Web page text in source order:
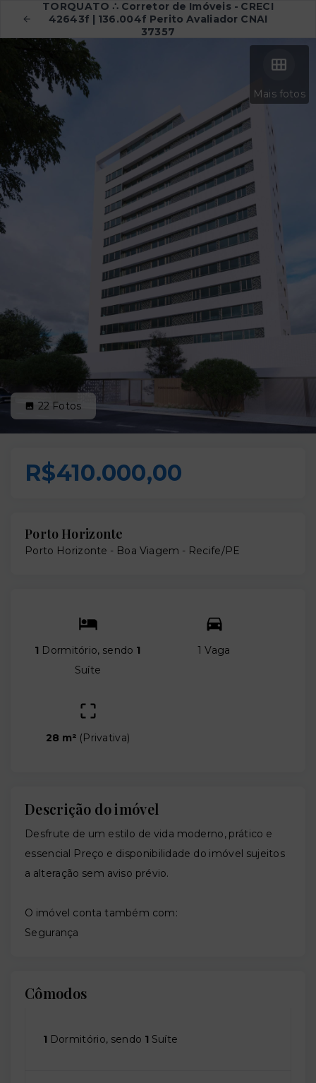
TORQUATO ∴ Corretor de Imóveis - CRECI
42643f | 136.004f Perito Avaliador CNAI
37357
Mais fotos
22 Fotos
R$410.000,00
Porto Horizonte
Porto Horizonte - Boa Viagem - Recife/PE
1 Dormitório, sendo 1
Suíte
1 Vaga
28 m² (Privativa)
Descrição do imóvel
Desfrute de um estilo de vida moderno, prático e
essencial Preço e disponibilidade do imóvel sujeitos
a alteração sem aviso prévio.
O imóvel conta também com:
Segurança
Cômodos
1 Dormitório, sendo 1 Suíte